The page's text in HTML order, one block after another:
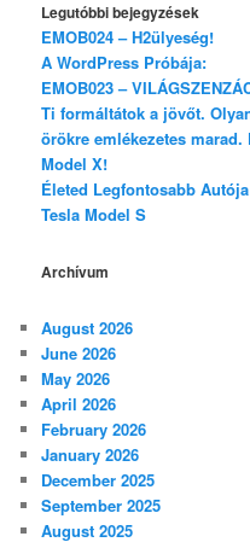
Legutóbbi bejegyzések
EMOB024 – H2ülyeség!
A WordPress Próbája:
EMOB023 –
Ti formáltátok a jövőt.
örökre emlékezetes
Model X!
Életed Legfontosabb
Tesla Model S
Archívum
August 2026
June 2026
May 2026
April 2026
February 2026
January 2026
December 2025
September 2025
August 2025